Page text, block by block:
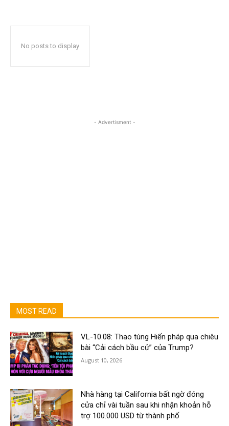
No posts to display
- Advertisment -
MOST READ
VL-10.08: Thao túng Hiến pháp qua chiêu
bài “Cải cách bầu cử” của Trump?
August 10, 2026
Nhà hàng tại California bất ngờ đóng
cửa chỉ vài tuần sau khi nhận khoản hỗ
trợ 100.000 USD từ thành phố